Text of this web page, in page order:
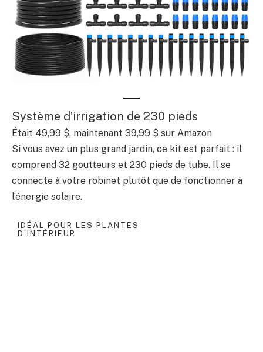
Système d’irrigation de 230 pieds
Était 49,99 $, maintenant 39,99 $ sur Amazon
Si vous avez un plus grand jardin, ce kit est parfait : il
comprend 32 goutteurs et 230 pieds de tube. Il se
connecte à votre robinet plutôt que de fonctionner à
l’énergie solaire.
IDÉAL POUR LES PLANTES
D’INTÉRIEUR